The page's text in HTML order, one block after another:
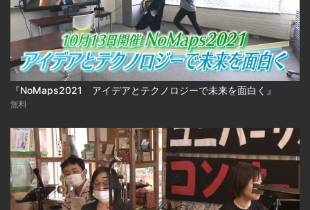
『NoMaps2021 アイデアとテクノロジーで未来を面白く』
無料